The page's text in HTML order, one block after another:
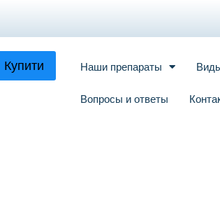
Купити Наши препараты
Вопросы и ответы